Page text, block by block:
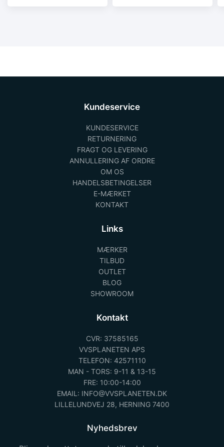
Kundeservice
KUNDESERVICE
RETURNERING
FRAGT OG LEVERING
ANNULLERING AF ORDRE
OM OS
HANDELSBETINGELSER
E-MÆRKET
KONTAKT
Links
MÆRKER
TILBUD
OUTLET
BLOG
SHOWROOM
Kontakt
CVR: 37585165
VVSPLANETEN APS
TELEFON: 42571110
MAN - TORS: 9-11 & 13-15
FRE: 10:00-14:00
EMAIL: INFO@VVSPLANETEN.DK
LILLELUNDVEJ 28, HERNING 7400
Nyhedsbrev